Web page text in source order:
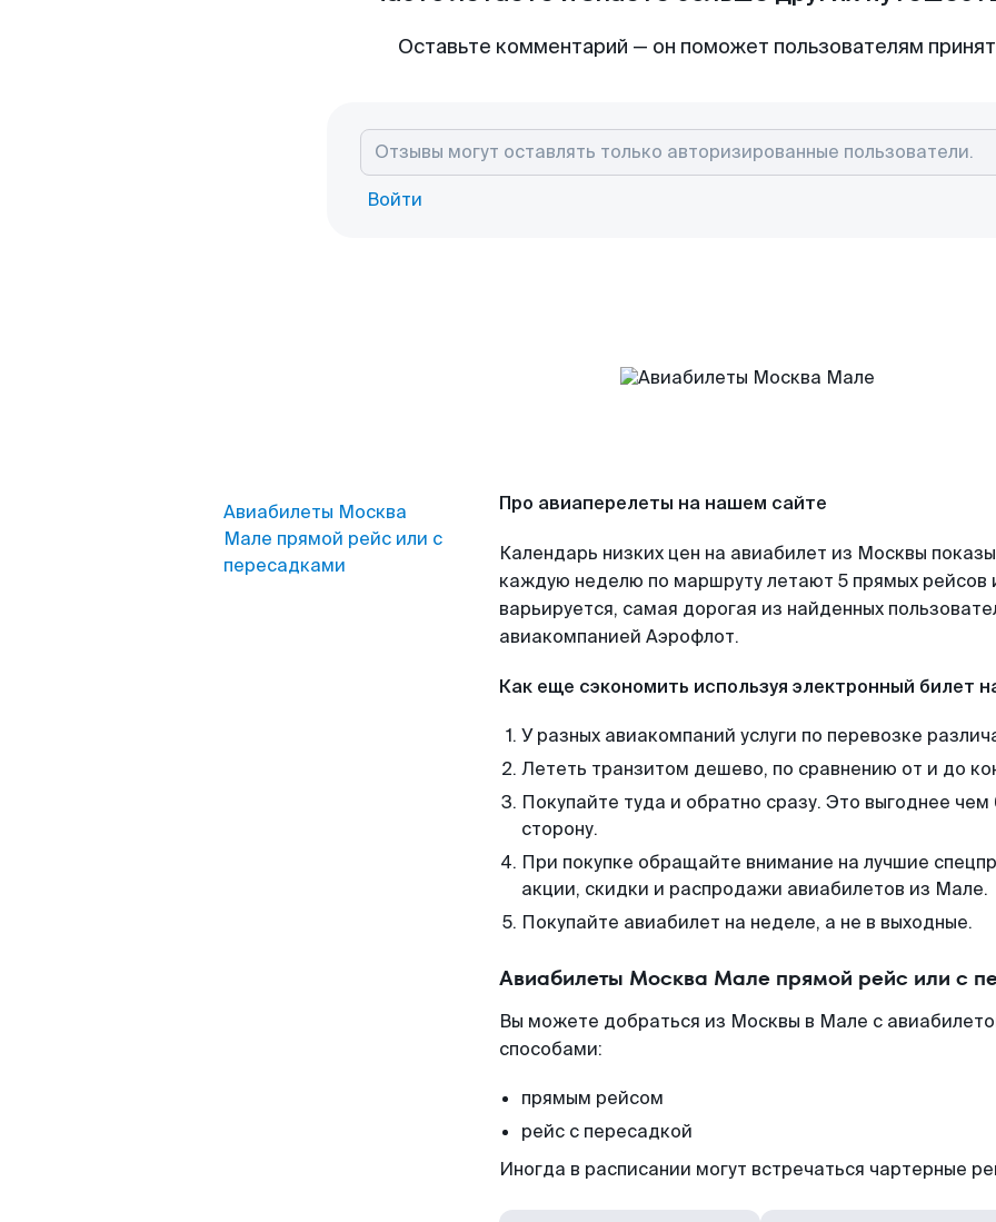
Оставьте комментарий — он поможет пользователям
Войти
Авиабилеты Москва
Мале прямой рейс или с
пересадками
Про авиаперелеты на нашем сайте
Календарь низких цен на авиабилет из Москвы
каждую неделю по маршруту летают 5 прямых рейсов
варьируется, самая дорогая из найденных
авиакомпанией Аэрофлот.
Как еще сэкономить используя электронный билет
У разных авиакомпаний услуги по перевозке
Лететь транзитом дешево, по сравнению от и до
Покупайте туда и обратно сразу. Это выгоднее
сторону.
При покупке обращайте внимание на лучшие
акции, скидки и распродажи авиабилетов из Мале.
Покупайте авиабилет на неделе, а не в выходные.
Авиабилеты Москва Мале прямой рейс или с
Вы можете добраться из Москвы в Мале с
способами:
прямым рейсом
рейс с пересадкой
Иногда в расписании могут встречаться чартерные